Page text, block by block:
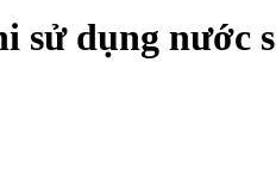
sử dụng nước